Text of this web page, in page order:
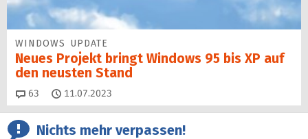
WINDOWS UPDATE
Neues Projekt bringt Windows 95 bis XP auf
den neusten Stand
63 Kommentare
11.07.2023
Nichts mehr verpassen!